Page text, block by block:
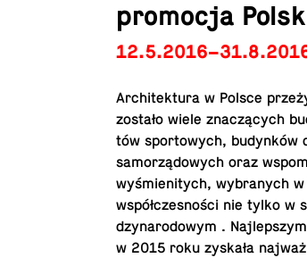
promocja
Ar­chi­tek­tu­ra w Polsce
zostało wiele zna­czą­cych
tów spor­to­wych, bu­dyn­ków
sa­mo­rzą­do­wych oraz
wy­śmie­ni­tych, wy­bra­nych
współ­cze­sno­ści nie tylko
dzy­na­ro­do­wym .
w 2015 roku zyskała